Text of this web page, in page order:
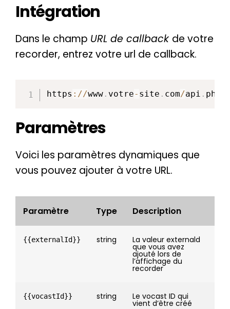
Intégration
Dans le champ URL de callback de votre
recorder, entrez votre url de callback.
https : //www. votre- site . com/api . php
Paramètres
Voici les paramètres dynamiques que
vous pouvez ajouter à votre URL.
Paramètre Type Description
{{externalId}} string La valeur externald
que vous avez
ajouté lors de
l’affichage du
recorder
{{vocastId}} string Le vocast ID qui
vient d’être créé